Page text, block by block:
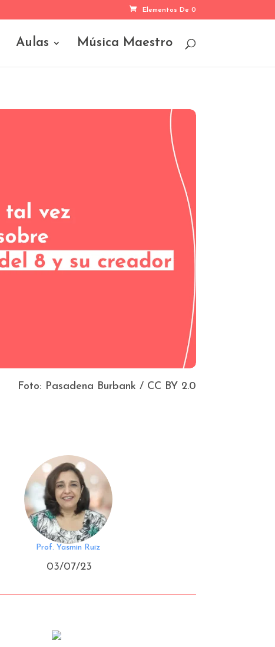
Elementos De 0
Aulas Música Maestro
Foto: Pasadena Burbank / CC BY 2.0
Prof. Yasmin Ruiz
03/07/23